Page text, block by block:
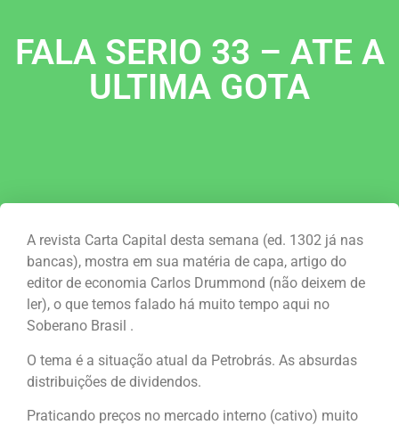
FALA SERIO 33 – ATE A
ULTIMA GOTA
A revista Carta Capital desta semana (ed. 1302 já nas
bancas), mostra em sua matéria de capa, artigo do
editor de economia Carlos Drummond (não deixem de
ler), o que temos falado há muito tempo aqui no
Soberano Brasil .
O tema é a situação atual da Petrobrás. As absurdas
distribuições de dividendos.
Praticando preços no mercado interno (cativo) muito